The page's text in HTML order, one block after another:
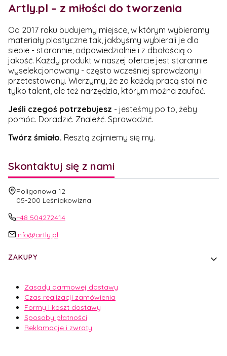
Artly.pl – z miłości do tworzenia
Od 2017 roku budujemy miejsce, w którym wybieramy
materiały plastyczne tak, jakbyśmy wybierali je dla
siebie - starannie, odpowiedzialnie i z dbałością o
jakość. Każdy produkt w naszej ofercie jest starannie
wyselekcjonowany - często wcześniej sprawdzony i
przetestowany. Wierzymy, że za każdą pracą stoi nie
tylko talent, ale też narzędzia, którym można zaufać.
Jeśli czegoś potrzebujesz - jesteśmy po to, żeby
pomóc. Doradzić. Znaleźć. Sprowadzić.
Twórz śmiało. Resztą zajmiemy się my.
Skontaktuj się z nami
Adres:
Poligonowa 12
05-200 Leśniakowizna
+48 504272414
info@artly.pl
ZAKUPY
Zasady darmowej dostawy
Czas realizacji zamówienia
Formy i koszt dostawy
Sposoby płatności
Reklamacje i zwroty